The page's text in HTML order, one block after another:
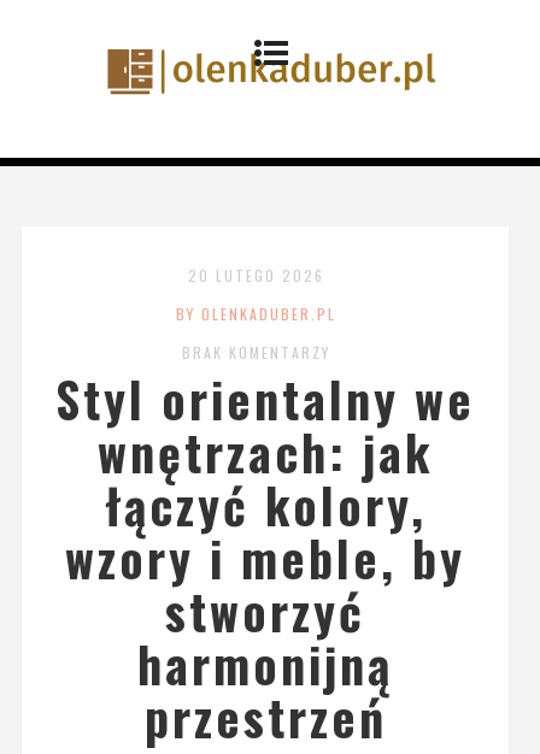
20 LUTEGO 2026
BY OLENKADUBER.PL
BRAK KOMENTARZY
Styl orientalny we
wnętrzach: jak
łączyć kolory,
wzory i meble, by
stworzyć
harmonijną
przestrzeń